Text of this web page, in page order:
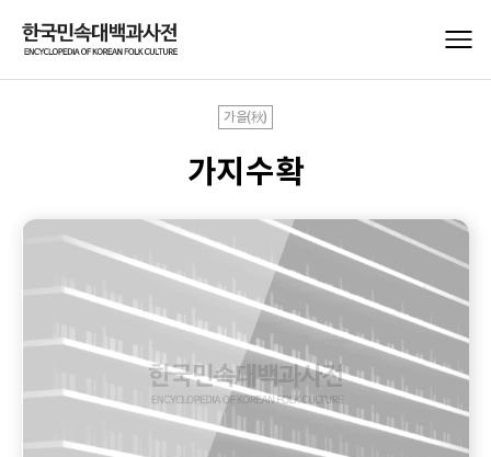
가을(秋)
가지수확